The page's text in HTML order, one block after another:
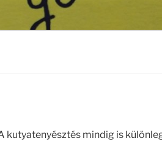
kutyatenyésztés mindig is